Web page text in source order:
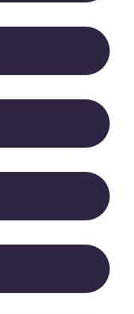
PER
a tacere chi